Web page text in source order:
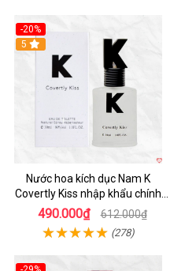
-20%
5
Nước hoa kích dục Nam K
Covertly Kiss nhập khẩu chính
hãng thơm lâu
490.000₫ 612.000₫
(278)